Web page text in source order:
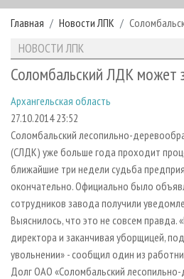
РУБРИКИ И ТЕМЫ
РУБРИКИ ЖУРНАЛА
ЛЕСНОЕ ХОЗЯЙСТВО
ЛЕСОЗАГОТОВКА
ЛЕСОПИЛЕНИЕ
ДЕРЕВООБРАБОТКА
СУШКА ДРЕВЕСИНЫ
ПРОИЗВОДСТВО ДРЕВЕСНЫХ
ДЕРЕВЯННОЕ ДОМОСТРОЕНИЕ
ПРОИЗВОДСТВО МЕБЕЛИ
БИОЭНЕРГЕТИКА
ЦБП
НОВОСТИ
КАЛЕНДАРЬ СОБЫТИЙ
НОВОСТИ ЛПК
НОВОСТИ ЖУРНАЛА
НОВОСТИ КОМПАНИЙ
ПРОЕКТЫ ЛПИ
АНАЛИТИКА
ПРЕДПРИЯТИЯ ЛПК
ЛЕСНЫЕ РЕГИОНЫ РОССИИ
ПЕРСОНЫ
МОБИЛЬНЫЕ ВЫСТАВКИ
ОФИЦИАЛЬНЫЕ ДЕЛЕГАЦИИ
ПРИОРИТЕТНЫЕ
RUSSIAN FORESTRY REVIEW
ГАЗЕТА ЛЕСПРОМФОРУМ
АРХИВ
АРХИВ ЖУРНАЛОВ
СТАТЬИ
О ЖУРНАЛЕ
ПОДПИСКА
КОНТАКТЫ
РЕКЛАМОДАТЕЛЯМ
РЕКЛАМА
РЕКЛАМА НА САЙТЕ
Главная Новости ЛПК
НОВОСТИ ЛПК
Соломбальский ЛДК может
Архангельская область
27.10.2014 23:52
Соломбальский лесопильно-
(СЛДК) уже больше года проходит
ближайшие три недели судьба
окончательно. Официально было
сотрудников завода получили
Выяснилось, что это не совсем правда.
директора и заканчивая уборщицей,
увольнении» - сообщил один из
Долг ОАО «Соломбальский